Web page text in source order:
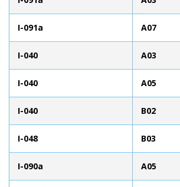
I-091a A07
I-040 A03
I-040 A05
I-040 B02
I-048 B03
I-090a A05